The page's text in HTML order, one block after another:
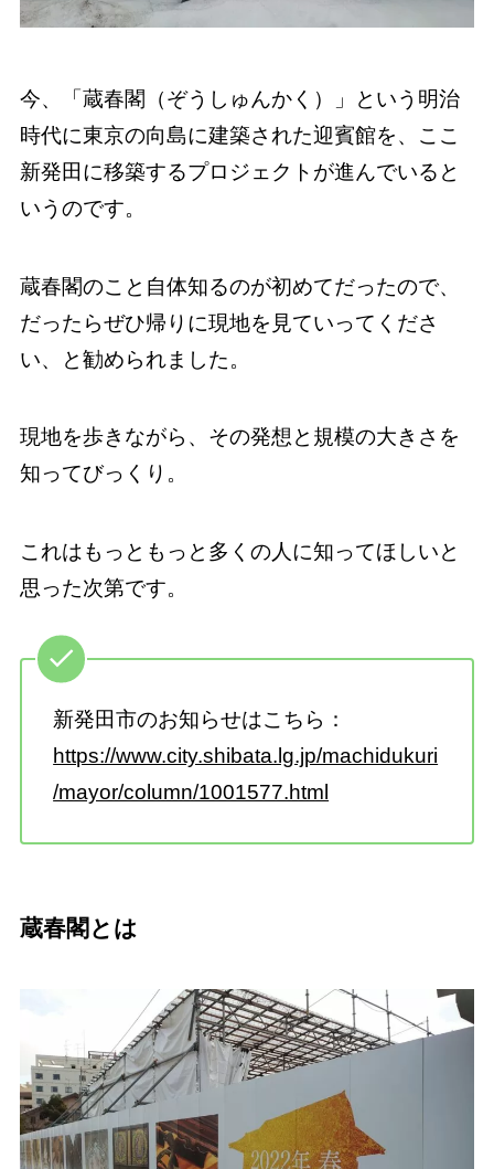
今、「蔵春閣（ぞうしゅんかく）」という明治
時代に東京の向島に建築された迎賓館を、ここ
新発田に移築するプロジェクトが進んでいると
いうのです。
蔵春閣のこと自体知るのが初めてだったので、
だったらぜひ帰りに現地を見ていってくださ
い、と勧められました。
現地を歩きながら、その発想と規模の大きさを
知ってびっくり。
これはもっともっと多くの人に知ってほしいと
思った次第です。
新発田市のお知らせはこちら：
https://www.city.shibata.lg.jp/machidukuri
/mayor/column/1001577.html
蔵春閣とは